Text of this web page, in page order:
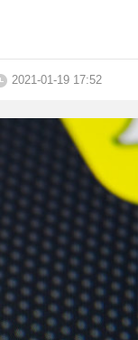
2021-01-19 17:52